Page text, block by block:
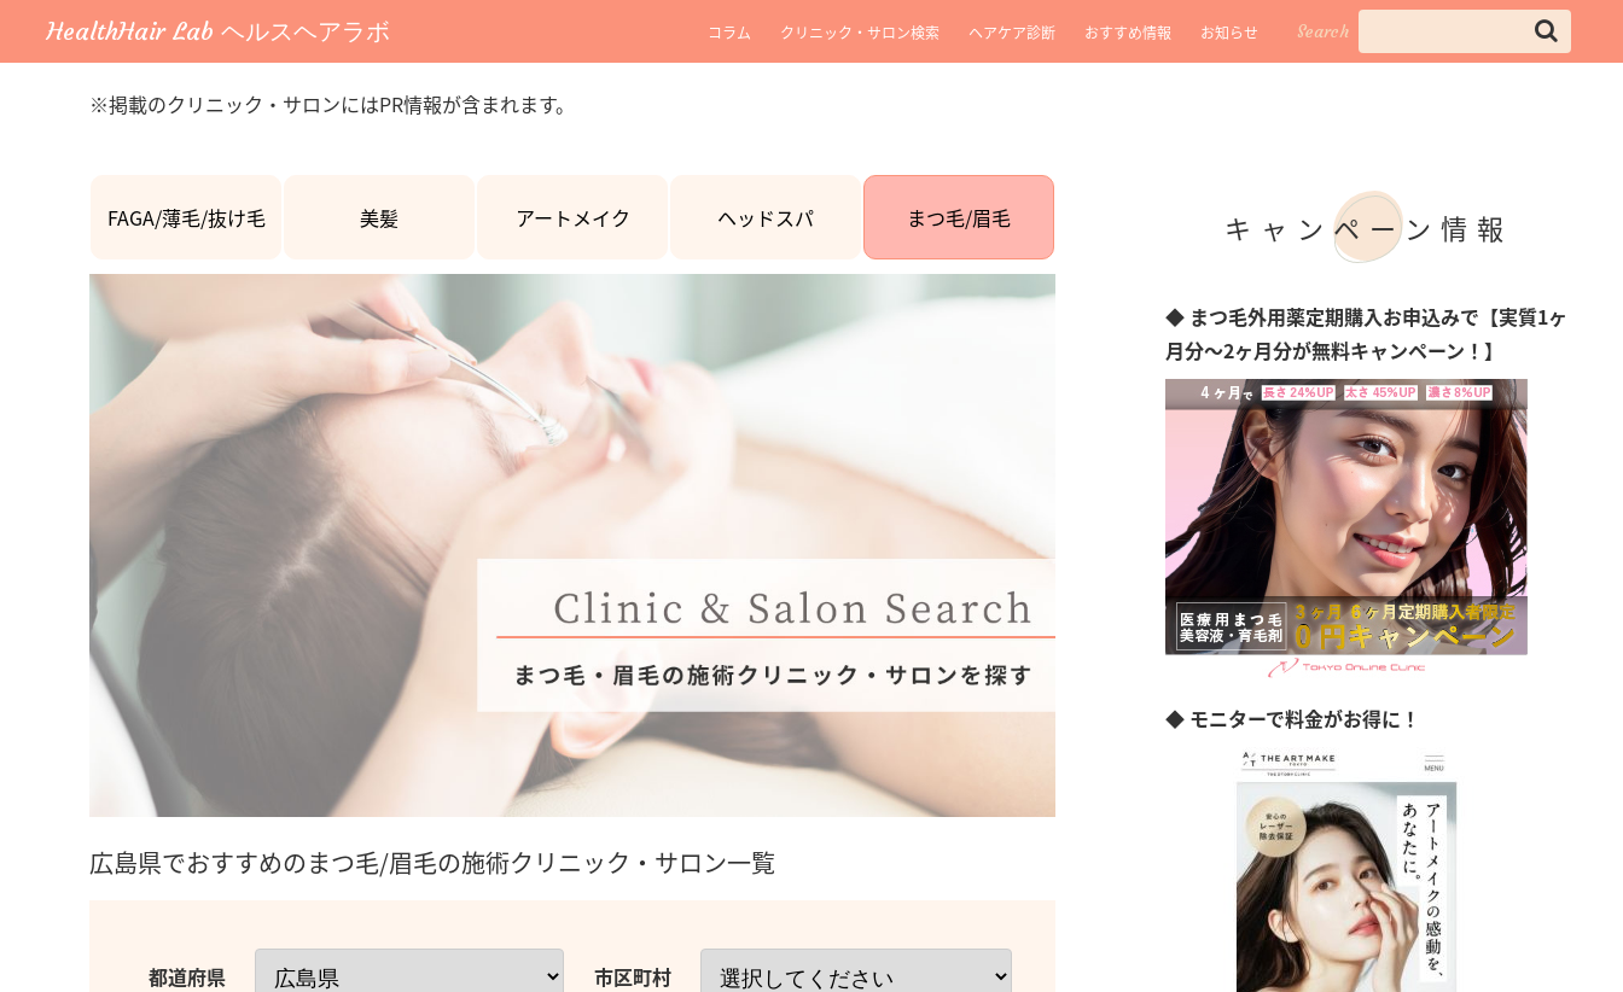
HealthHair Lab ヘルスヘアラボ コラム クリニック・サロン検索 ヘアケア診断 おすすめ情報 お知らせ Search
※掲載のクリニック・サロンにはPR情報が含まれます。
FAGA/薄毛/抜け毛 美髪 アートメイク ヘッドスパ まつ毛/眉毛
広島県でおすすめのまつ毛/眉毛の施術クリニック・サロン一覧
都道府県 市区町村
キャンペーン情報
◆ まつ毛外用薬定期購入お申込みで【実質1ヶ
月分～2ヶ月分が無料キャンペーン！】
◆ モニターで料金がお得に！